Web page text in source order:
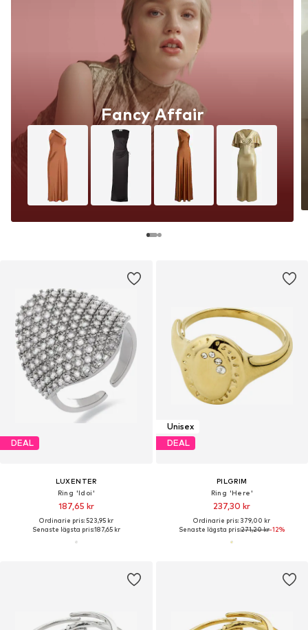
DEAL
LUXENTER
Ring 'Idoi'
187,65 kr
Ordinarie pris: 523,95 kr
Senaste lägsta pris:187,65 kr
Fancy Affair
Unisex
DEAL
PILGRIM
Ring 'Here'
237,30 kr
Ordinarie pris: 379,00 kr
Senaste lägsta pris:271,20 kr-12%